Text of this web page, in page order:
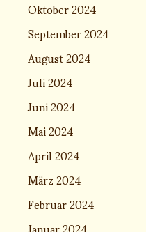
Oktober 2024
September 2024
August 2024
Juli 2024
Juni 2024
Mai 2024
April 2024
März 2024
Februar 2024